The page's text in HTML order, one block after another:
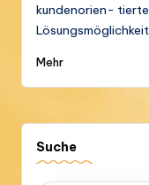
u
G
kundenorien-
Mehr
Suche